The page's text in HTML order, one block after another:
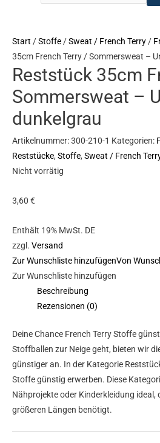
Start /Stoffe/Sweat / French Terry/
35cm French Terry / Sommersweat –
Reststück 35cm
Sommersweat –
dunkelgrau
Artikelnummer:300-210-1 Kategorien:
Reststücke, Stoffe, Sweat / French
Nicht vorrätig
3,60 €
Enthält 19% MwSt. DE
zzgl. Versand
Zur Wunschliste hinzufügenVon
Zur Wunschliste hinzufügen
Beschreibung
Rezensionen (0)
Deine Chance French Terry Stoffe
Stoffballen zur Neige geht, bieten wir
günstiger an. In der Kategorie
Stoffe günstig erwerben. Diese
Nähprojekte oder Kinderkleidung ideal,
größeren Längen benötigt.